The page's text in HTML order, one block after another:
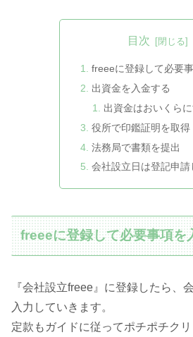
目次
freeeに登録して必要
出資金を入金する
出資金はおいくらに
役所で印鑑証明を取得
法務局で書類を提出
会社設立日は登記申請
freeeに登録して必要事項を
『会社設立freee』に登録したら、
入力していきます。
定款もガイドに従ってポチポチク